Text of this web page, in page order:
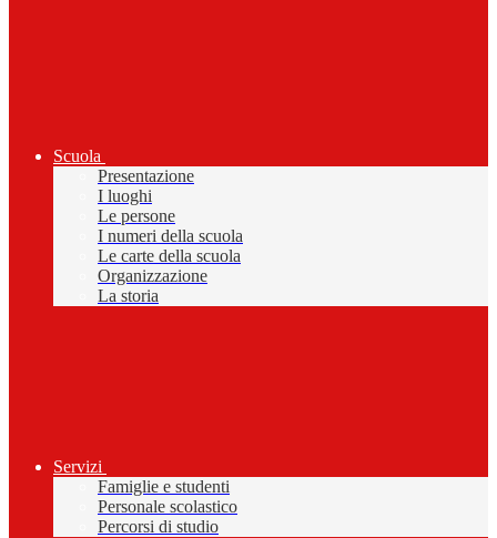
Scuola
Presentazione
I luoghi
Le persone
I numeri della scuola
Le carte della scuola
Organizzazione
La storia
Servizi
Famiglie e studenti
Personale scolastico
Percorsi di studio